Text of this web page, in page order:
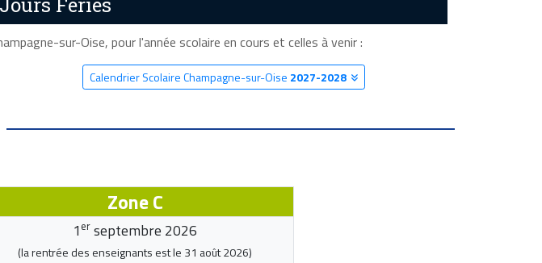
sur-Oise, pour l'année scolaire en cours et celles à venir :
Calendrier Scolaire Champagne-sur-Oise 2027-2028
Zone C
1 er septembre 2026
(la rentrée des enseignants est le 31 août 2026)